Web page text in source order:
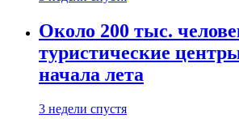
Около 200 тыс.
туристические
начала лета
3 недели спустя